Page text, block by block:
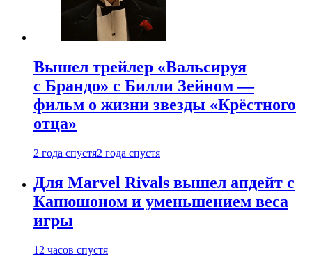
Вышел трейлер «Вальсируя
с Брандо» с Билли Зейном —
фильм о жизни звезды «Крёстного
отца»
2 года спустя2 года спустя
Для Marvel Rivals вышел апдейт с
Капюшоном и уменьшением веса
игры
12 часов спустя